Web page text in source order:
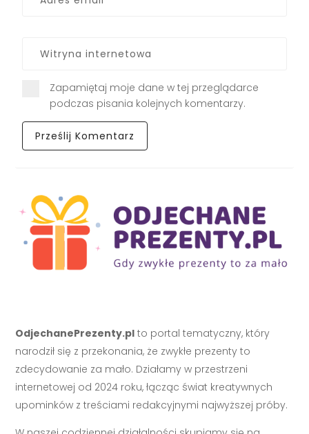
Zapamiętaj moje dane w tej przeglądarce
podczas pisania kolejnych komentarzy.
OdjechanePrezenty.pl to portal tematyczny, który
narodził się z przekonania, że zwykłe prezenty to
zdecydowanie za mało. Działamy w przestrzeni
internetowej od 2024 roku, łącząc świat kreatywnych
upominków z treściami redakcyjnymi najwyższej próby.